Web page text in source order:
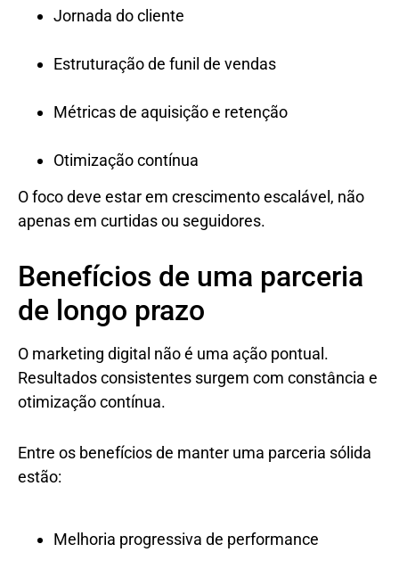
Jornada do cliente
Estruturação de funil de vendas
Métricas de aquisição e retenção
Otimização contínua
O foco deve estar em crescimento escalável, não
apenas em curtidas ou seguidores.
Benefícios de uma parceria
de longo prazo
O marketing digital não é uma ação pontual.
Resultados consistentes surgem com constância e
otimização contínua.
Entre os benefícios de manter uma parceria sólida
estão:
Melhoria progressiva de performance